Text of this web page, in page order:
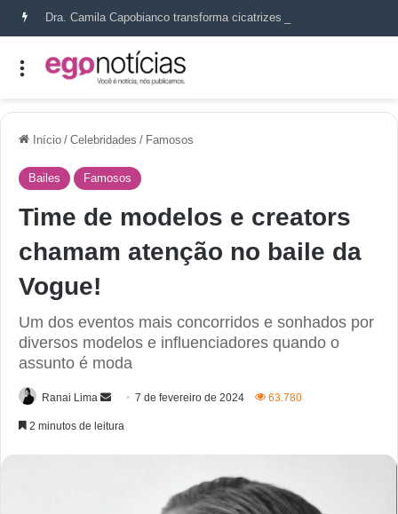
Início / Celebridades / Famosos
Bailes Famosos
Time de modelos e creators
chamam atenção no baile da
Vogue!
Um dos eventos mais concorridos e sonhados por
diversos modelos e influenciadores quando o
assunto é moda
Ranai Lima 7 de fevereiro de 2024 63.780
2 minutos de leitura